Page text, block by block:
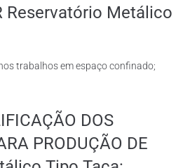
Reservatório Metálico
trabalhos em espaço confinado;
DOS
PRODUÇÃO DE